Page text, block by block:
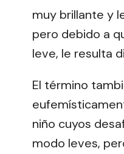
muy brillante y
pero debido a
leve, le resulta
El término
niño cuyos
modo leves,